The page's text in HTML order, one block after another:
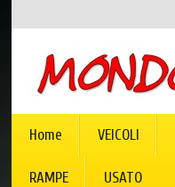
Home VEICOLI
RAMPE USATO